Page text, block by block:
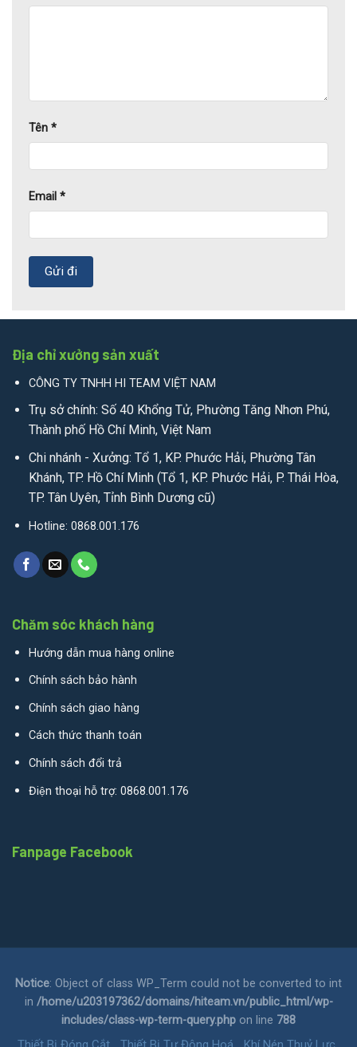
Tên *
Email *
Địa chỉ xưởng sản xuất
CÔNG TY TNHH HI TEAM VIỆT NAM
Trụ sở chính: Số 40 Khổng Tử, Phường Tăng Nhơn Phú,
Thành phố Hồ Chí Minh, Việt Nam
Chi nhánh - Xưởng: Tổ 1, KP. Phước Hải, Phường Tân
Khánh, TP. Hồ Chí Minh (Tổ 1, KP. Phước Hải, P. Thái Hòa,
TP. Tân Uyên, Tỉnh Bình Dương cũ)
Hotline: 0868.001.176
Chăm sóc khách hàng
Hướng dẫn mua hàng online
Chính sách bảo hành
Chính sách giao hàng
Cách thức thanh toán
Chính sách đổi trả
Điện thoại hỗ trợ: 0868.001.176
Fanpage Facebook
Notice: Object of class WP_Term could not be converted to int
in /home/u203197362/domains/hiteam.vn/public_html/wp-
includes/class-wp-term-query.php on line 788